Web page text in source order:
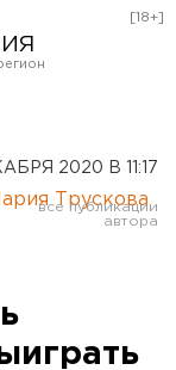
[18+]
2020 В 11:17
Трускова